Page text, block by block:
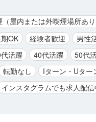
屋内または外喫煙場所あり
OK 経験者歓迎 男性
活躍 40代活躍 50代
転勤なし
Iターン・Uター
インスタグラムでも求人配信